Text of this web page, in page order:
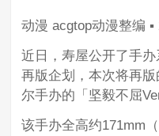
动漫 acgtop动漫整编 ▪
近日，寿屋公开了手
再版企划，本次将再
尔手办的「坚毅不屈
该手办全高约171mm